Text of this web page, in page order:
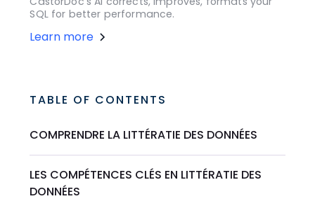
SQL for better performance.
Learn more
TABLE OF CONTENTS
COMPRENDRE LA LITTÉRATIE DES DONNÉES
LES COMPÉTENCES CLÉS EN LITTÉRATIE DES
DONNÉES